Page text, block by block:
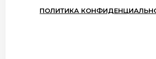
ПОЛИТИКА